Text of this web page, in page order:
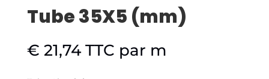
Tube 35X5 (mm)
€ 21,74 TTC par m